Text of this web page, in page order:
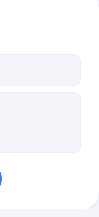
滅菌管
IP 183476-82-6
凝固 を 速める
65501-24-8
採血管
液採集チューブ